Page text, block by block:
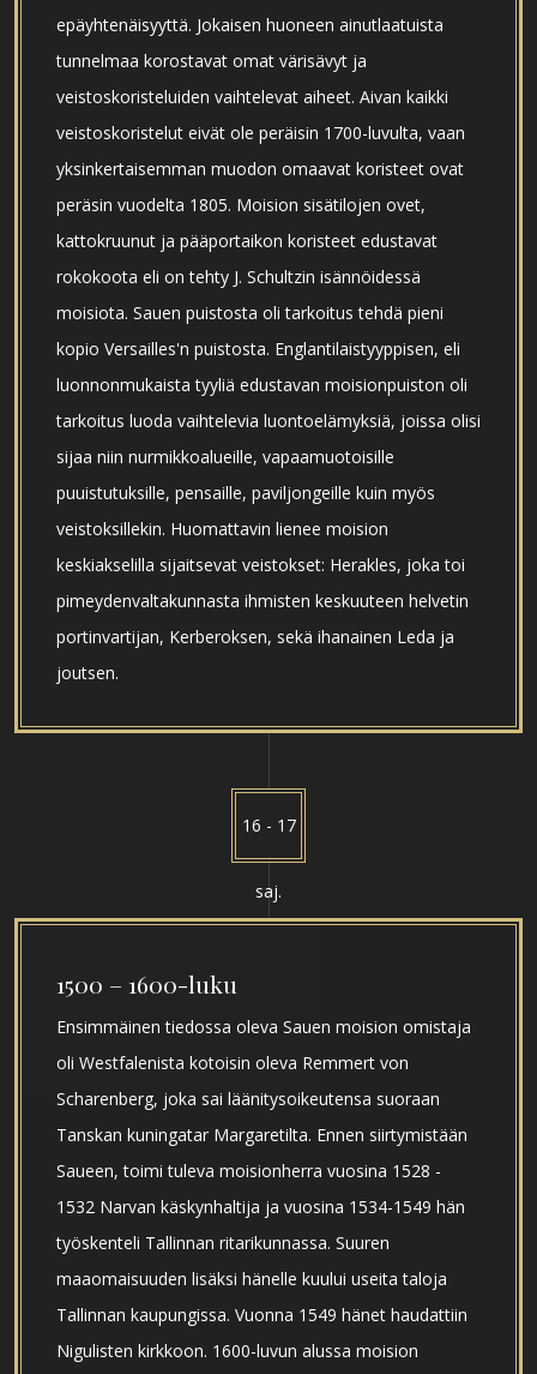
epäyhtenäisyyttä. Jokaisen huoneen ainutlaatuista
tunnelmaa korostavat omat värisävyt ja
veistoskoristeluiden vaihtelevat aiheet. Aivan kaikki
veistoskoristelut eivät ole peräisin 1700-luvulta, vaan
yksinkertaisemman muodon omaavat koristeet ovat
peräsin vuodelta 1805. Moision sisätilojen ovet,
kattokruunut ja pääportaikon koristeet edustavat
rokokoota eli on tehty J. Schultzin isännöidessä
moisiota. Sauen puistosta oli tarkoitus tehdä pieni
kopio Versailles'n puistosta. Englantilaistyyppisen, eli
luonnonmukaista tyyliä edustavan moisionpuiston oli
tarkoitus luoda vaihtelevia luontoelämyksiä, joissa olisi
sijaa niin nurmikkoalueille, vapaamuotoisille
puuistutuksille, pensaille, paviljongeille kuin myös
veistoksillekin. Huomattavin lienee moision
keskiakselilla sijaitsevat veistokset: Herakles, joka toi
pimeydenvaltakunnasta ihmisten keskuuteen helvetin
portinvartijan, Kerberoksen, sekä ihanainen Leda ja
joutsen.
16 - 17
saj.
1500 – 1600-luku
Ensimmäinen tiedossa oleva Sauen moision omistaja
oli Westfalenista kotoisin oleva Remmert von
Scharenberg, joka sai läänitysoikeutensa suoraan
Tanskan kuningatar Margaretilta. Ennen siirtymistään
Saueen, toimi tuleva moisionherra vuosina 1528 -
1532 Narvan käskynhaltija ja vuosina 1534-1549 hän
työskenteli Tallinnan ritarikunnassa. Suuren
maaomaisuuden lisäksi hänelle kuului useita taloja
Tallinnan kaupungissa. Vuonna 1549 hänet haudattiin
Nigulisten kirkkoon. 1600-luvun alussa moision